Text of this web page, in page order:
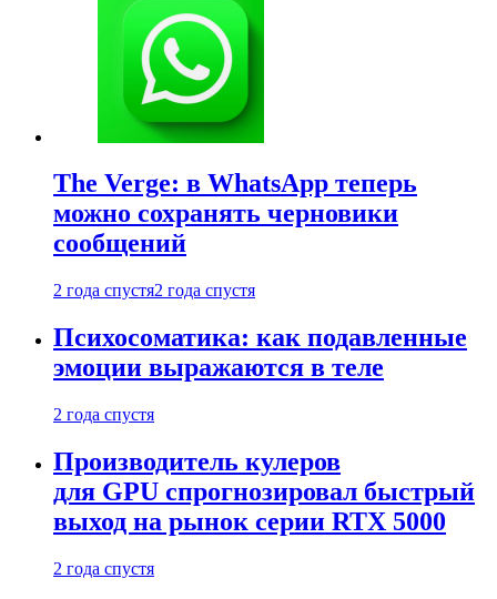
The Verge: в WhatsApp теперь
можно сохранять черновики
сообщений
2 года спустя2 года спустя
Психосоматика: как подавленные
эмоции выражаются в теле
2 года спустя
Производитель кулеров
для GPU спрогнозировал быстрый
выход на рынок серии RTX 5000
2 года спустя